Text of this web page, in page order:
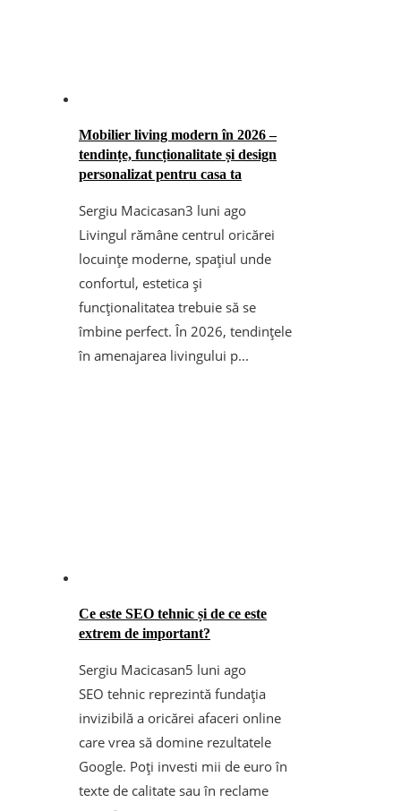
Mobilier living modern în 2026 –
tendințe, funcționalitate și design
personalizat pentru casa ta
Sergiu Macicasan3 luni ago
Livingul rămâne centrul oricărei
locuințe moderne, spațiul unde
confortul, estetica și
funcționalitatea trebuie să se
îmbine perfect. În 2026, tendințele
în amenajarea livingului p...
Ce este SEO tehnic și de ce este
extrem de important?
Sergiu Macicasan5 luni ago
SEO tehnic reprezintă fundația
invizibilă a oricărei afaceri online
care vrea să domine rezultatele
Google. Poți investi mii de euro în
texte de calitate sau în reclame